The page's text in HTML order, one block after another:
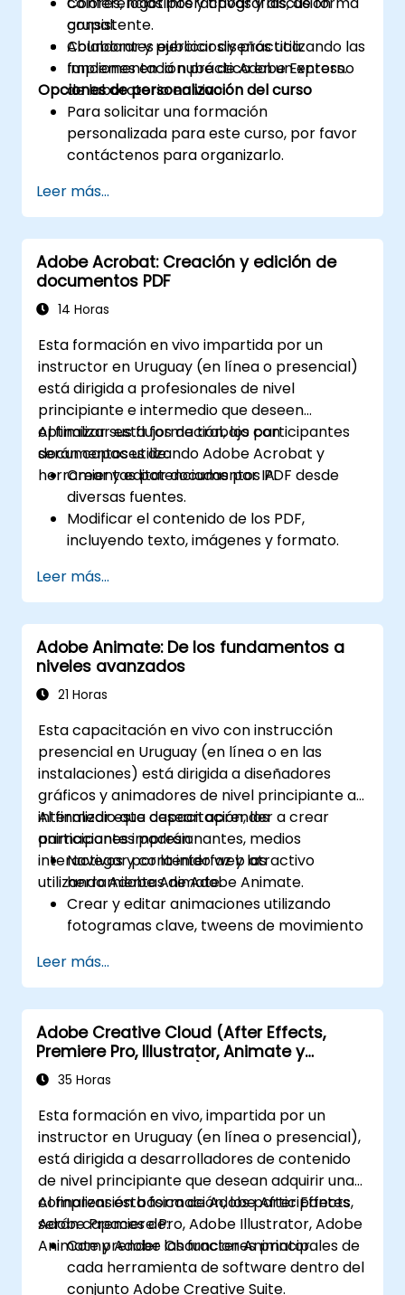
consistente.
Colaborar y publicar diseños utilizando las
funciones en la nube de Adobe Express.
grupal.
Abundantes ejercicios y práctica.
Implementación práctica en un entorno
de laboratorio en vivo.
Opciones de personalización del curso
Para solicitar una formación
personalizada para este curso, por favor
contáctenos para organizarlo.
Leer más...
Adobe Acrobat: Creación y edición de
documentos PDF
14 Horas
Esta formación en vivo impartida por un
instructor en Uruguay (en línea o presencial)
está dirigida a profesionales de nivel
principiante e intermedio que deseen
optimizar sus flujos de trabajo con
documentos utilizando Adobe Acrobat y
herramientas potenciadas por IA.
Al finalizar esta formación, los participantes
serán capaces de:
Crear y editar documentos PDF desde
diversas fuentes.
Modificar el contenido de los PDF,
incluyendo texto, imágenes y formato.
marcado para la revisión de documentos.
Implementar funciones de seguridad
para proteger los documentos PDF.
Aprovechar las herramientas
potenciadas por IA para automatizar
tareas relacionadas con PDF.
Leer más...
Adobe Animate: De los fundamentos a
niveles avanzados
21 Horas
Esta capacitación en vivo con instrucción
presencial en Uruguay (en línea o en las
instalaciones) está dirigida a diseñadores
gráficos y animadores de nivel principiante a
intermedio que desean aprender a crear
animaciones impresionantes, medios
interactivos y contenido web atractivo
utilizando Adobe Animate.
Al finalizar esta capacitación, los
participantes podrán:
Navegar por la interfaz y las
herramientas de Adobe Animate.
Crear y editar animaciones utilizando
fotogramas clave, tweens de movimiento
Diseñar animaciones y aplicaciones
interactivas con ActionScript y
JavaScript.
Incorporar elementos de audio y vídeo en
sus proyectos.
Exportar animaciones para la web, vídeo
Leer más...
Adobe Creative Cloud (After Effects,
Premiere Pro, Illustrator, Animate y
Character Animator) para principiantes
35 Horas
Esta formación en vivo, impartida por un
instructor en Uruguay (en línea o presencial),
está dirigida a desarrolladores de contenido
de nivel principiante que desean adquirir una
comprensión básica de Adobe After Effects,
Adobe Premiere Pro, Adobe Illustrator, Adobe
Animate y Adobe Character Animator.
Al finalizar esta formación, los participantes
serán capaces de:
Comprender las funciones principales de
cada herramienta de software dentro del
conjunto Adobe Creative Suite.